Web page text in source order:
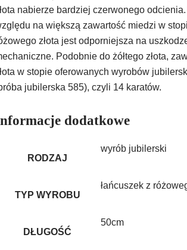
nabierze bardziej czerwonego
na większą zawartość miedzi w
złota jest odporniejsza na
Podobnie do żółtego złota,
w stopie oferowanych wyrobów
jubilerska 585), czyli 14 karatów.
dodatkowe
RODZAJ
wyrób jubilerski
TYP WYROBU
łańcuszek z
DŁUGOŚĆ
50cm